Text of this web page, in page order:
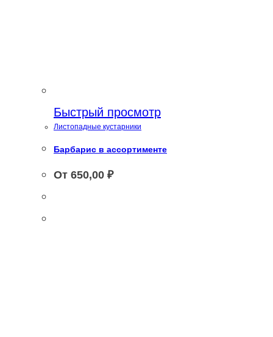
Быстрый просмотр
Листопадные кустарники
Барбарис в ассортименте
От 650,00 ₽